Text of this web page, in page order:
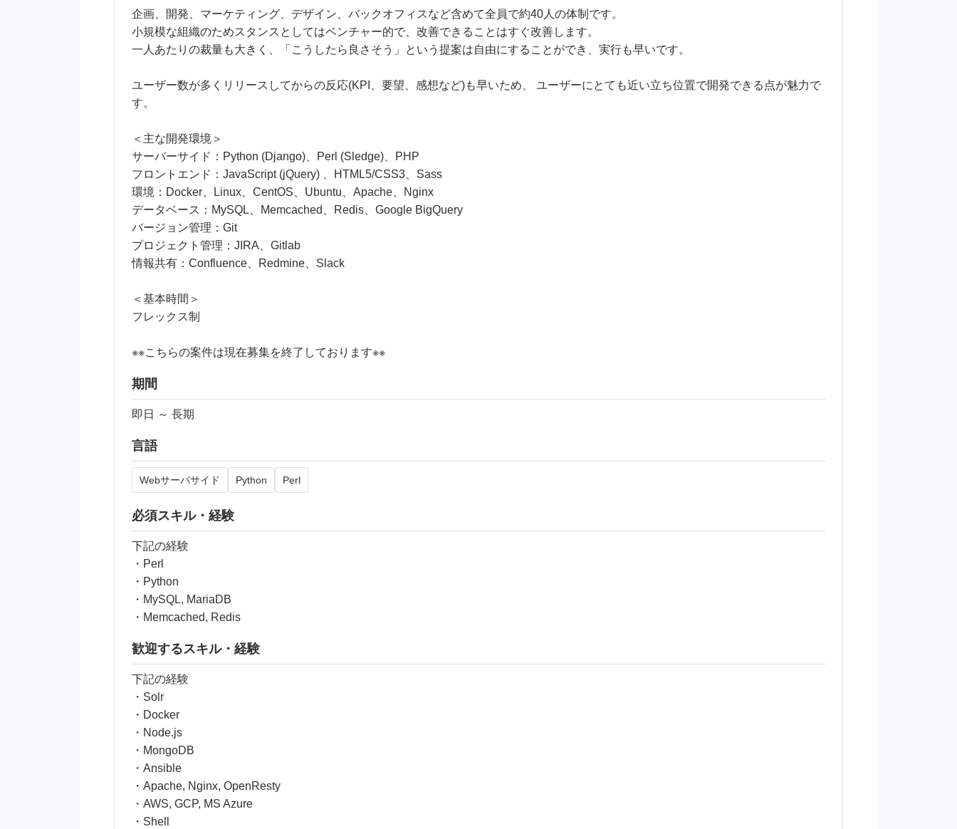
企画、開発、マーケティング、デザイン、バックオフィスなど含めて全員で約40人の体制です。
小規模な組織のためスタンスとしてはベンチャー的で、改善できることはすぐ改善します。
一人あたりの裁量も大きく、「こうしたら良さそう」という提案は自由にすることができ、実行も早いです。
ユーザー数が多くリリースしてからの反応(KPI、要望、感想など)も早いため、 ユーザーにとても近い立ち位置で開発できる点が魅力で
す。
＜主な開発環境＞
サーバーサイド：Python (Django)、Perl (Sledge)、PHP
フロントエンド：JavaScript (jQuery) 、HTML5/CSS3、Sass
環境：Docker、Linux、CentOS、Ubuntu、Apache、Nginx
データベース：MySQL、Memcached、Redis、Google BigQuery
バージョン管理：Git
プロジェクト管理：JIRA、Gitlab
情報共有：Confluence、Redmine、Slack
＜基本時間＞
フレックス制
※※こちらの案件は現在募集を終了しております※※​
期間
即日 ～ 長期
言語
Webサーバサイド Python Perl
必須スキル・経験
下記の経験
・Perl
・Python
・MySQL, MariaDB
・Memcached, Redis
歓迎するスキル・経験
下記の経験
・Solr
・Docker
・Node.js
・MongoDB
・Ansible
・Apache, Nginx, OpenResty
・AWS, GCP, MS Azure
・Shell